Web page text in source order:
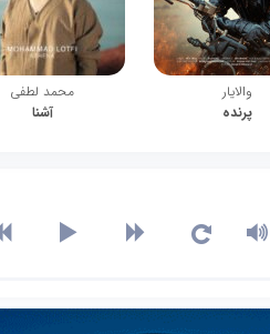
والایار
پرنده
محمد لطفی
آشنا